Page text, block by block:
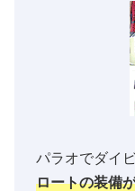
パラオでダイ
ロートの装備